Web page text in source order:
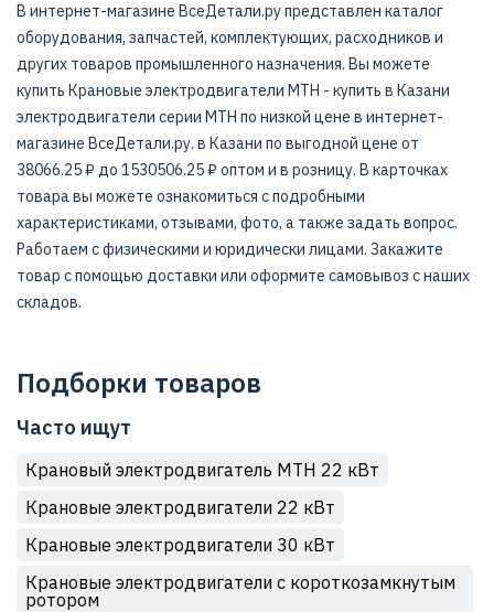
В интернет-магазине ВсеДетали.ру представлен каталог
оборудования, запчастей, комплектующих, расходников и
других товаров промышленного назначения. Вы можете
купить Крановые электродвигатели МТН - купить в Казани
электродвигатели серии МТН по низкой цене в интернет-
магазине ВсеДетали.ру. в Казани по выгодной цене от
38066.25 ₽ до 1530506.25 ₽ оптом и в розницу. В карточках
товара вы можете ознакомиться с подробными
характеристиками, отзывами, фото, а также задать вопрос.
Работаем с физическими и юридически лицами. Закажите
товар с помощью доставки или оформите самовывоз с наших
складов.
Подборки товаров
Часто ищут
Крановый электродвигатель МТН 22 кВт
Крановые электродвигатели 22 кВт
Крановые электродвигатели 30 кВт
Крановые электродвигатели с короткозамкнутым
ротором